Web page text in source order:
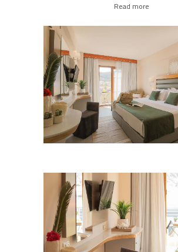
Read more